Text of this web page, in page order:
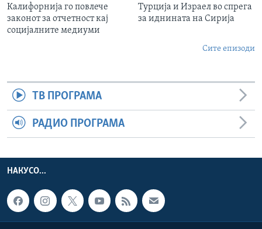
Калифорнија го повлече
законот за отчетност кај
социјалните медиуми
Турција и Израел во спрега
за иднината на Сирија
Сите епизоди
ТВ ПРОГРАМА
РАДИО ПРОГРАМА
НАКУСО...